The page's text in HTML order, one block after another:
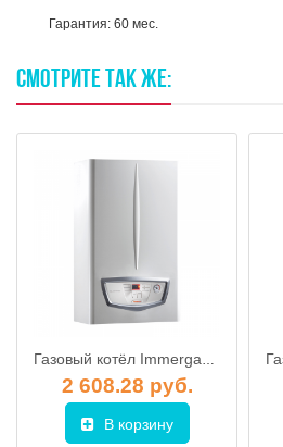
Гарантия: 60 мес.
СМОТРИТЕ ТАКЖЕ:
Газовый котёл Immergas EOLO Mythos 24 4R (в комплекте) (ДВУХКОНТУРНЫЙ, ТУРБИРОВАННЫЙ)
2 608.28 руб.
В корзину